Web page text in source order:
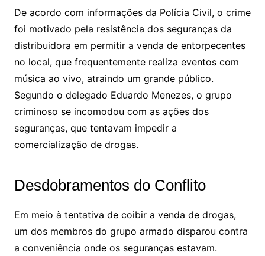
De acordo com informações da Polícia Civil, o crime
foi motivado pela resistência dos seguranças da
distribuidora em permitir a venda de entorpecentes
no local, que frequentemente realiza eventos com
música ao vivo, atraindo um grande público.
Segundo o delegado Eduardo Menezes, o grupo
criminoso se incomodou com as ações dos
seguranças, que tentavam impedir a
comercialização de drogas.
Desdobramentos do Conflito
Em meio à tentativa de coibir a venda de drogas,
um dos membros do grupo armado disparou contra
a conveniência onde os seguranças estavam.